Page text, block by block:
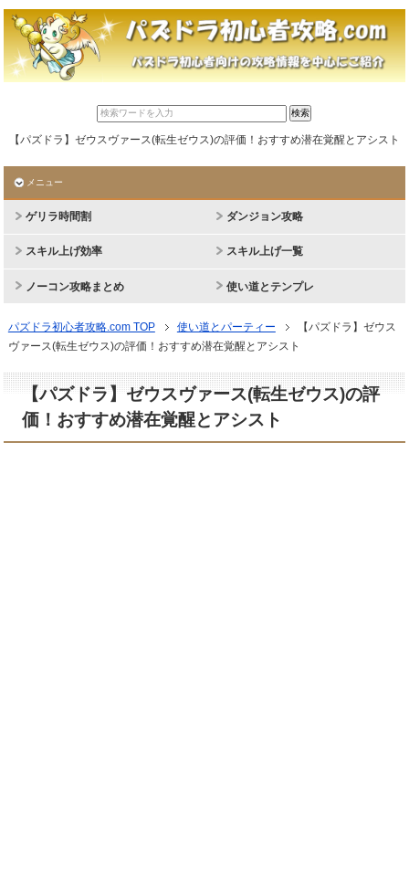
【パズドラ】ゼウスヴァース(転生ゼウス)の評価！おすすめ潜在覚醒とアシスト
メニュー
ゲリラ時間割 ダンジョン攻略
スキル上げ効率 スキル上げ一覧
ノーコン攻略まとめ 使い道とテンプレ
パズドラ初心者攻略.com TOP 使い道とパーティー
【パズドラ】ゼウス
ヴァース(転生ゼウス)の評価！おすすめ潜在覚醒とアシスト
【パズドラ】ゼウスヴァース(転生ゼウス)の評
価！おすすめ潜在覚醒とアシスト